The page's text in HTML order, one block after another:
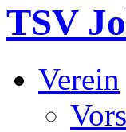
TSV
Verein